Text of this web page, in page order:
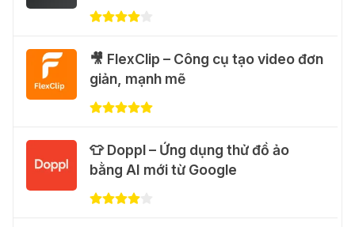
31 Thg 07 2026
🐈 Nhận miễn phí 30 video AI + 100
hình ảnh mỗi ngày với Dola.com
31 Thg 07 2026
🎁 Hướng dẫn nhận Google Plus 12
tháng miễn phí
🎥 FlexClip – Công cụ tạo video đơn
giản, mạnh mẽ
👕 Doppl – Ứng dụng thử đồ ảo
bằng AI mới từ Google